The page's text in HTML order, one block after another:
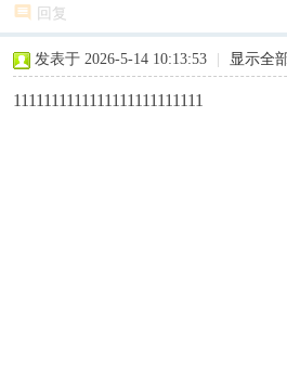
回复
发表于 2026-5-14 10:13:53 显示全
1111111111111111111111111